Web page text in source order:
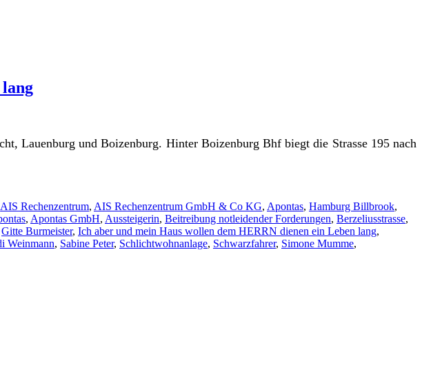
Lauenburg und Boizenburg. Hinter Boizenburg Bhf biegt die Strasse 195 nach
AIS Rechenzentrum, AIS Rechenzentrum GmbH & Co KG, Apontas, Hamburg Billbrook,
, Apontas GmbH, Aussteigerin, Beitreibung notleidender Forderungen, Berzeliusstrasse,
Gitte Burmeister, Ich aber und mein Haus wollen dem HERRN dienen ein Leben lang,
Weinmann, Sabine Peter, Schlichtwohnanlage, Schwarzfahrer, Simone Mumme,